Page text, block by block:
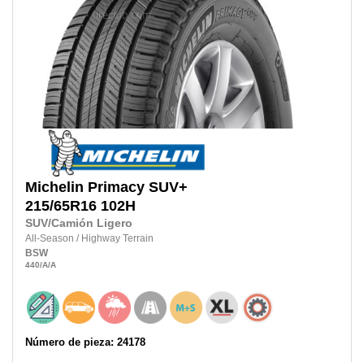
Michelin Primacy SUV+
215/65R16 102H
SUV/Camión Ligero
All-Season / Highway Terrain
BSW
440/A/A
Número de pieza: 24178